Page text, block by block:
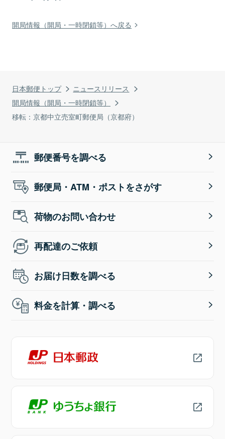
日本郵便トップ
ニュースリリース
開局情報（開局・一時閉鎖等）
移転：京都中立売室町郵便局（京都府）
開局情報（開局・一時閉鎖等）へ戻る
郵便番号を調べる
郵便局・ATM・ポストをさがす
荷物のお問い合わせ
再配達のご依頼
お届け日数を調べる
料金を計算・調べる